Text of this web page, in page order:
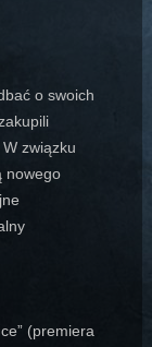
o swoich
związku
nowego
(premiera